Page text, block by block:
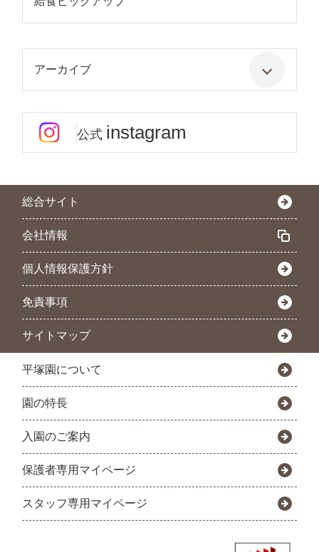
アーカイブ
公式 instagram
総合サイト
会社情報
個人情報保護方針
免責事項
サイトマップ
平塚園について
園の特長
入園のご案内
保護者専用マイページ
スタッフ専用マイページ